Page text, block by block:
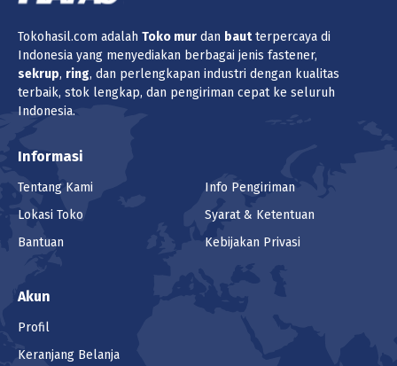
Tokohasil.com adalah Toko mur dan bautterpercaya di
Indonesia yang menyediakan berbagai jenis fastener,
sekrup, ring, dan perlengkapan industri dengan kualitas
terbaik, stok lengkap, dan pengiriman cepat ke seluruh
Indonesia.
Informasi
Tentang Kami
Lokasi Toko
Bantuan
Info Pengiriman
Syarat & Ketentuan
Kebijakan Privasi
Akun
Profil
Keranjang Belanja